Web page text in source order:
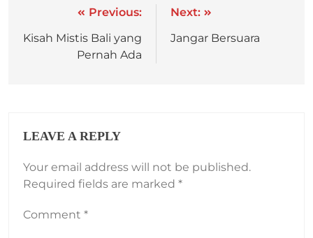
Previous:
Kisah Mistis Bali yang
Pernah Ada
Next:
Jangar Bersuara
LEAVE A REPLY
Your email address will not be published.
Required fields are marked *
Comment *